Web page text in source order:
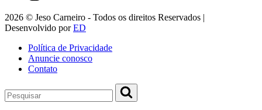
2026 © Jeso Carneiro - Todos os direitos Reservados |
Desenvolvido porED
Política de Privacidade
Anuncie conosco
Contato